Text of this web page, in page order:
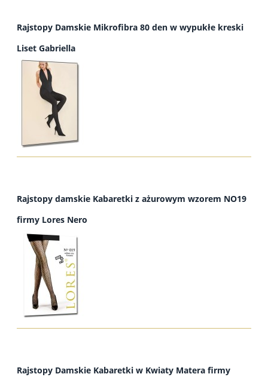
Rajstopy Damskie Mikrofibra 80 den w wypukłe kreski
Liset Gabriella
Rajstopy damskie Kabaretki z ażurowym wzorem NO19
firmy Lores Nero
Rajstopy Damskie Kabaretki w Kwiaty Matera firmy